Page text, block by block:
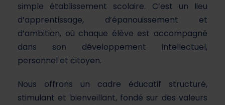
simple établissement scolaire. C’est un lieu
d’apprentissage, d’épanouissement et
d’ambition, où chaque élève est accompagné
dans son développement intellectuel,
personnel et citoyen.
Nous offrons un cadre éducatif structuré,
stimulant et bienveillant, fondé sur des valeurs